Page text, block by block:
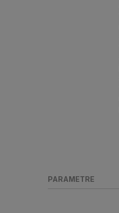
PARAMETRE